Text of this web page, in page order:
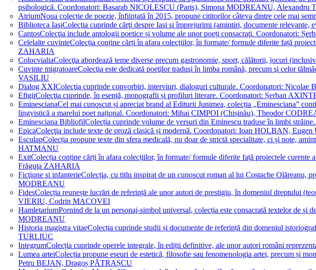
psihologică. Coordonatori: Basarab NICOLESCU (Paris), Simona MODREANU, Alexandru
AtriumNoua colecție de poezie, înființată în 2015, propune cititorilor câteva dintre cele mai
Biblioteca IaşiColecţia cuprinde cărţi despre Iaşi şi împrejurimi (amintiri, documente
CantosColecţia include antologii poetice și volume ale unor poeți consacraţi. Coordonatori:
Celelalte cuvinteColecția conține cărți în afara colecțiilor, în formate/ formule diferite față
ZAHARIA
ColocvialiaColecţia abordează teme diverse precum gastronomie, sport, călătorii, jocuri
Cuvinte migratoareColecţia este dedicată poeţilor traduşi în limba română, precum şi celor
VASILIU
Dialog XXIColecţia cuprinde convorbiri, interviuri, dialoguri culturale. Coordonatori:
EfigiiColecţia cuprinde, în esență, monografii și profiluri literare. Coordonatori: Șerban
EminescianaCel mai cunoscut și apreciat brand al Editurii Junimea, colecția „Eminesciana”
lingvistică a marelui poet național. Coordonatori: Mihai CIMPOI (Chișinău), Theodor
Eminesciana BibliofilColecția cuprinde volume de versuri din Eminescu traduse în limbi
EpicaColecţia include texte de proză clasică și modernă. Coordonatori: Ioan HOLBAN,
EsculapColecția propune texte din sfera medicală, nu doar de strictă specialitate, ci și note,
HATMANU
ExitColecția conține cărți în afara colecțiilor, în formate/ formule diferite față proiectele
Frăguţa ZAHARIA
Ficţiune şi infanterieColecția, cu titlu inspirat de un cunoscut roman al lui Costache
MODREANU
FidesColecția reunește lucrări de referință ale unor autori de prestigiu, în domeniul dreptului
VIERIU, Codrin MACOVEI
HamletariumPornind de la un personaj-simbol universal, colecția este consacrată textelor de
MODREANU
Historia magistra vitaeColecția cuprinde studii și documente de referință din domeniul
TURLIUC
IntegrumColecția cuprinde operele integrale, în ediții definitive, ale unor autori români
Lumea arteiColecția propune eseuri de estetică, filosofie sau fenomenologia artei, precum și
Petru BEJAN, Dragoș PĂTRAȘCU